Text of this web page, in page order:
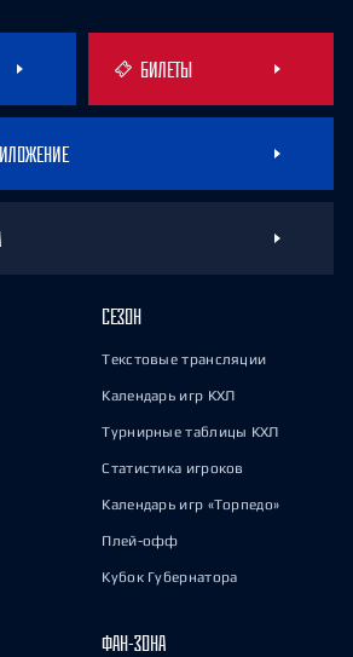
БИЛЕТЫ
СЕЗОН
Текстовые трансляции
Календарь игр КХЛ
Турнирные таблицы КХЛ
Статистика игроков
Календарь игр «Торпедо»
Плей-офф
Кубок Губернатора
ФАН-ЗОНА